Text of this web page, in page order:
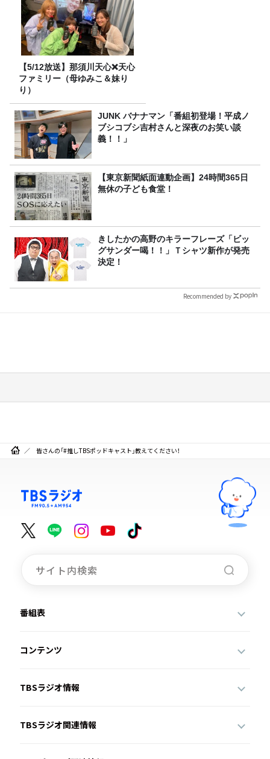
【5/12放送】那須川天心❌天心
ファミリー（母ゆみこ＆妹り
り）
JUNK バナナマン「番組初登場！平成ノ
ブシコブシ吉村さんと深夜のお笑い談
義！！」
【東京新聞紙面連動企画】24時間365日
無休の子ども食堂！
きしたかの高野のキラーフレーズ「ビッ
グサンダー喝！！」Ｔシャツ新作が発売
決定！
Recommended by
皆さんの「#推しTBSポッドキャスト」教えてください！
番組表
コンテンツ
TBSラジオ情報
TBSラジオ関連情報